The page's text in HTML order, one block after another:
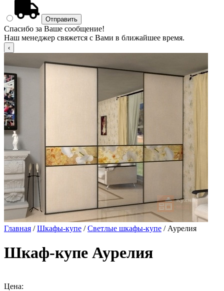
Спасибо за Ваше сообщение!
Наш менеджер свяжется с Вами в ближайшее время.
Главная /Шкафы-купе /Светлые шкафы-купе / Аурелия
Шкаф-купе Аурелия
Цена: